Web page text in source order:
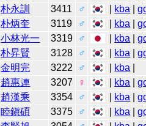
朴永訓 3411 ♂ kba |
朴炳奎 3119 ♂ kba |
小林光一 3319 ♂ kba |
朴昇賢 3128 ♂ kba |
金明完 3222 ♂ kba
趙惠連 3207 ♀ kba |
趙漢乘 3354 ♂ kba |
睦鎭碩 3375 ♂ kba |